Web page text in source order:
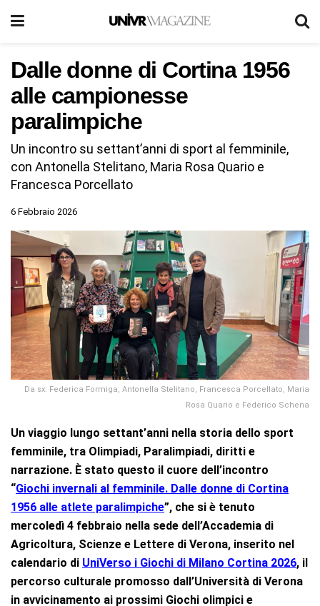
Dalle donne di Cortina 1956
alle campionesse
paralimpiche
Un incontro su settant’anni di sport al femminile,
con Antonella Stelitano, Maria Rosa Quario e
Francesca Porcellato
6 Febbraio 2026
Da sx: Federica Formiga, Antonella Stelitano, Francesca Porcellato, Maria
Rosa Quario e Federico Schena
Un viaggio lungo settant’anni nella storia dello sport
femminile, tra Olimpiadi, Paralimpiadi, diritti e
narrazione. È stato questo il cuore dell’incontro
“Giochi invernali al femminile. Dalle donne di Cortina
1956 alle atlete paralimpiche”, che si è tenuto
mercoledì 4 febbraio nella sede dell’Accademia di
Agricoltura, Scienze e Lettere di Verona, inserito nel
calendario di UniVerso i Giochi di Milano Cortina 2026, il
percorso culturale promosso dall’Università di Verona
in avvicinamento ai prossimi Giochi olimpici e